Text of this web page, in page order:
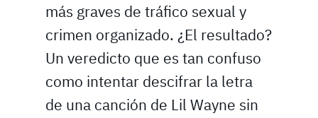
más graves de tráfico sexual y
crimen organizado. ¿El resultado?
Un veredicto que es tan confuso
como intentar descifrar la letra
de una canción de Lil Wayne sin